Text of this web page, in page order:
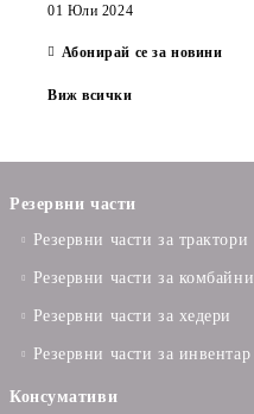
01 Юли 2024
Абонирай се за новини
Виж всички
Резервни части
Резервни части за трактори
Резервни части за комбайни
Резервни части за хедери
Резервни части за инвентар
Консумативи